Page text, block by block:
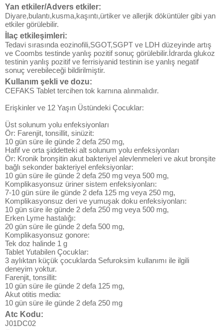
Yan etkiler/Advers etkiler:
Diyare,bulantı,kusma,kaşıntı,ürtiker ve allerjik döküntüler gibi yan
etkiler görülebilir.
İlaç etkileşimleri:
Tedavi sırasında eozinofili,SGOT,SGPT ve LDH düzeyinde artış
ve Coombs testinde yanlış pozitif sonuç görülebilir.İdrarda glukoz
testinin yanlış pozitif ve ferrisiyanid testinin ise yanlış negatif
sonuç verebileceği bildirilmiştir.
Kullanım şekli ve dozu:
CEFAKS Tablet tercihen tok karnına alınmalıdır.
Erişkinler ve 12 Yaşın Üstündeki Çocuklar:
Üst solunum yolu enfeksiyonları
Ör: Farenjit, tonsillit, sinüzit:
10 gün süre ile günde 2 defa 250 mg,
Hafif ve orta şiddetteki alt solunum yolu enfeksiyonları
Ör: Kronik bronşitin akut bakteriyel alevlenmeleri ve akut bronşite
bağlı sekonder bakteriyel enfeksiyonlar:
10 gün süre ile günde 2 defa 250 mg veya 500 mg,
Komplikasyonsuz üriner sistem enfeksiyonları:
7-10 gün süre ile günde 2 defa 125 mg veya 250 mg,
Komplikasyonsuz deri ve yumuşak doku enfeksiyonları:
10 gün süre ile günde 2 defa 250 mg veya 500 mg,
Erken Lyme hastalığı:
20 gün süre ile günde 2 defa 500 mg,
Komplikasyonsuz gonore:
Tek doz halinde 1 g
Tablet Yutabilen Çocuklar:
3 aylıktan küçük çocuklarda Sefuroksim kullanımı ile ilgili
deneyim yoktur.
Farenjit, tonsillit:
10 gün süre ile günde 2 defa 125 mg,
Akut otitis media:
10 gün süre ile günde 2 defa 250 mg
Atc Kodu:
J01DC02